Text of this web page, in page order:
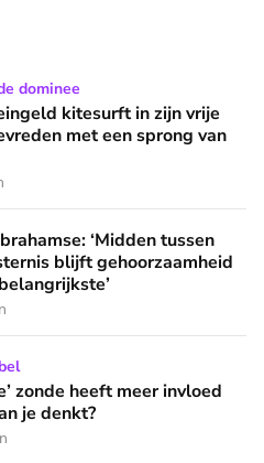
in zijn vrije tijd: 'Ik ben
dominee
kitesurft in zijn vrije
met een sprong van
tussen angst en
‘Midden tussen
blijft gehoorzaamheid
meer invloed op je leven dan je
zonde heeft meer invloed
je denkt?